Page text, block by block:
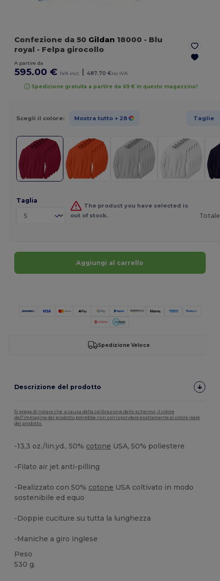
Confezione da 50 Gildan 18000 - Blu
royal - Felpa girocollo
A partire da
595.00 € IVA incl. | 487.70 €no IVA
Spedizione gratuita a partire da 69 € in questo magazzino!
Scegli il colore: Mostra tutto + 28 Taglie
Taglia
The product you have selected is
out of stock.
Aggiungi al carrello
Spedizione Veloce
Descrizione del prodotto
Si prega di notare che, a causa della calibrazione dello schermo, il colore
dell'immagine del prodotto potrebbe non corrispondere esattamente al colore reale
del prodotto.
-13,3 oz./lin.yd., 50% cotone USA, 50% poliestere
-Filato air jet anti-pilling
-Realizzato con 50% cotone USA coltivato in modo
sostenibile ed equo
-Doppie cuciture su tutta la lunghezza
-Maniche a giro inglese
Peso
530 g.